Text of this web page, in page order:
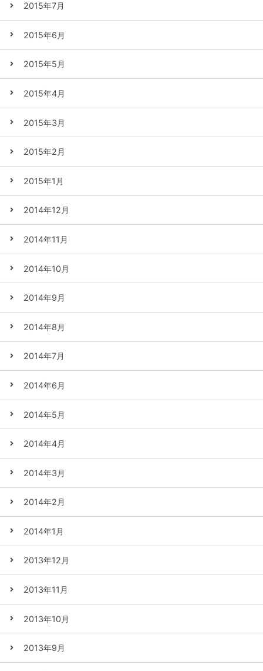
2015年7月
2015年6月
2015年5月
2015年4月
2015年3月
2015年2月
2015年1月
2014年12月
2014年11月
2014年10月
2014年9月
2014年8月
2014年7月
2014年6月
2014年5月
2014年4月
2014年3月
2014年2月
2014年1月
2013年12月
2013年11月
2013年10月
2013年9月